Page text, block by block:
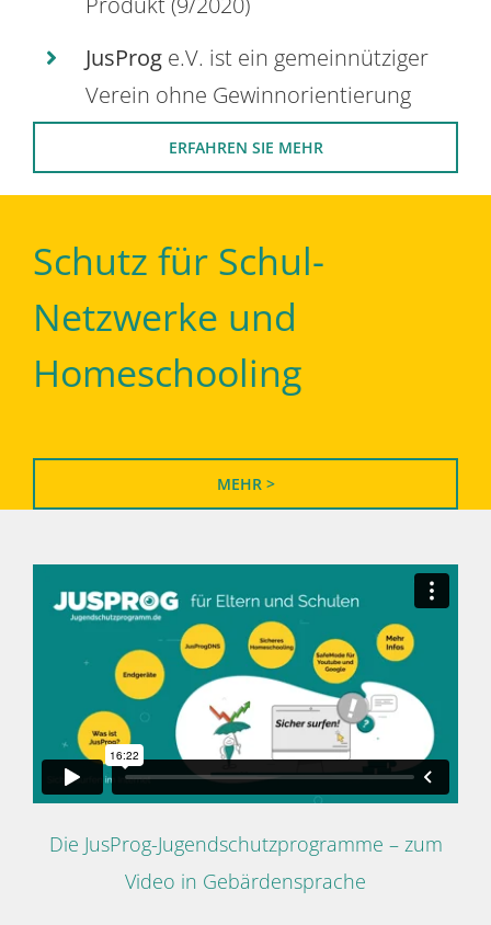
JusProg e.V. ist ein gemeinnütziger
Verein ohne Gewinnorientierung
ERFAHREN SIE MEHR
Schutz für Schul-
Netzwerke und
Homeschooling
MEHR >
Die JusProg-Jugendschutzprogramme – zum
Video in Gebärdensprache